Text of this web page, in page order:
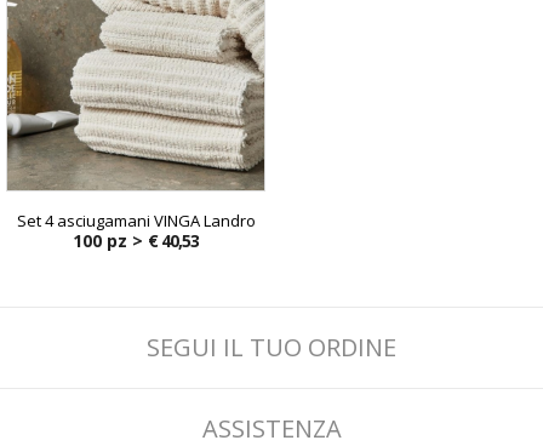
Set 4 asciugamani VINGA Landro
100 pz > € 40,53
SEGUI IL TUO ORDINE
ASSISTENZA